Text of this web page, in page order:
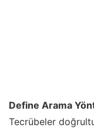
Define Arama
Tecrübeler